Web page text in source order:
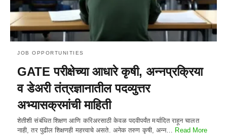
JOB OPPORTUNITIES
GATE परीक्षेच्या आधारे कृषी, अन्नप्रक्रिया
व डेअरी तंत्रज्ञानातील पदव्युत्तर
अभ्यासक्रमांची माहिती
शेतीशी संबंधित शिक्षण आणि करिअरसाठी केवळ पदवीपर्यंत मर्यादित राहून चालत
नाही, तर पुढील शिक्षणही महत्त्वाचे असते. अनेक तरुण कृषी, अन्न… Read More